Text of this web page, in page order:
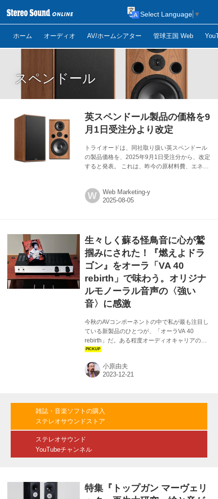
ホーム オーディオ AV/ホームシアター 管球王国 Web
Select Language ▼
スペンドール
英スペンドール製品の価格を9
月1日受注分より改定
トライオードは、同社取り扱い英スペンドール
の製品価格を、2025年9月1日受注分から、改定
すると発表。 これは、昨今の原材料費、エネル
の削減をはじめ企業努力により価格の維持に努
力してきたものの、積み重なる高騰は吸収しき
シリーズについては受注発注となり、価格はそ
の都度問い合わせてほしい、としている。 スペ
ンドール製品新価格表（2025年9月1日受注分か
ら 税込） ●スピーカ...
W Web Marketing-y
生々しく蘇る怪鳥音に心が鷲
掴みにされた！『燃えよドラ
ゴン』をオーラ「VA 40
rebirth」で味わう。オリジナ
ルモノーラル音声の〈強い
音〉に感激
今秋のAVコンポーネントの中で私が最も注目し
ている新製品のひとつが、「オーラVA 40
rebirth」だ。ある程度オーディオキャリアのあ
る人にとって少々懐かしさを感じるこの型番機
て一世を風靡した（というといささか大袈裟だ
が）、ファンクションを極力省いたシンプルな
メイド・イン・ジャパンとなる。 今回私に与え
られたミッションは、このVA 40 rebirthを使っ
小原由夫
雑誌・音楽ソフトの購入
ステレオサウンドストア
ステレオサウンド
YouTubeチャンネル
特集『トップガン マーヴェリ